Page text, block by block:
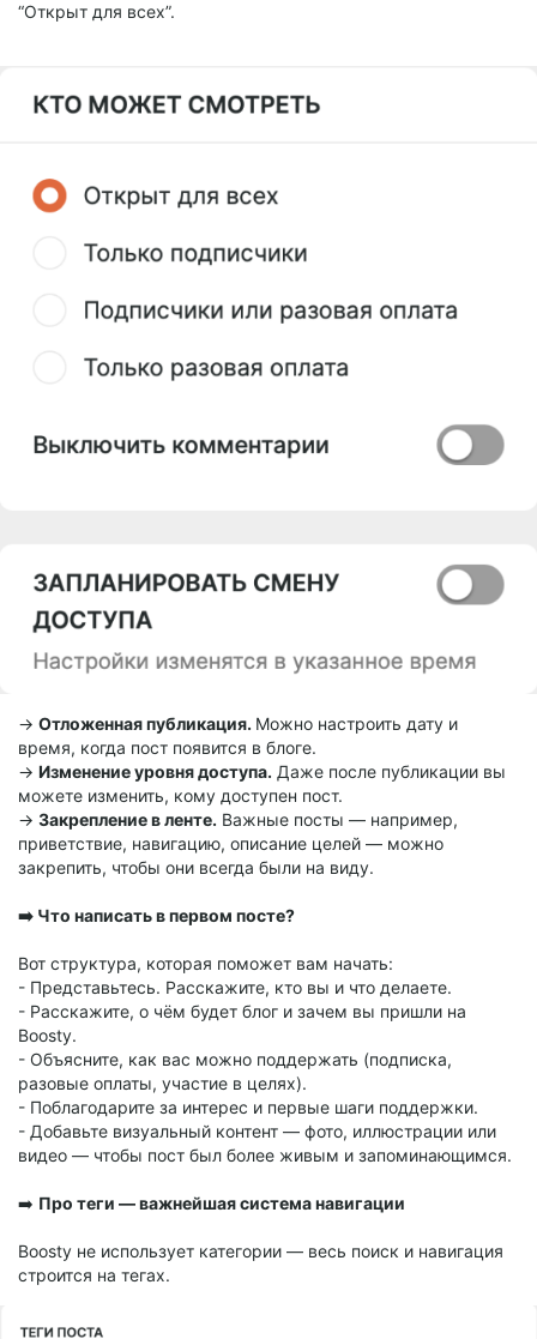
“Открыт для всех”.
→ Отложенная публикация. Можно настроить дату и
время, когда пост появится в блоге.
→ Изменение уровня доступа. Даже после публикации вы
можете изменить, кому доступен пост.
→ Закрепление в ленте. Важные посты — например,
приветствие, навигацию, описание целей — можно
закрепить, чтобы они всегда были на виду.
➡️ Что написать в первом посте?
Вот структура, которая поможет вам начать:
- Представьтесь. Расскажите, кто вы и что делаете.
- Расскажите, о чём будет блог и зачем вы пришли на
Boosty.
- Объясните, как вас можно поддержать (подписка,
разовые оплаты, участие в целях).
- Поблагодарите за интерес и первые шаги поддержки.
- Добавьте визуальный контент — фото, иллюстрации или
видео — чтобы пост был более живым и запоминающимся.
➡️ Про теги — важнейшая система навигации
Boosty не использует категории — весь поиск и навигация
строится на тегах.